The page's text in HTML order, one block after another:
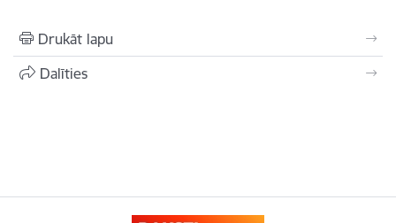
Drukāt lapu
Dalīties